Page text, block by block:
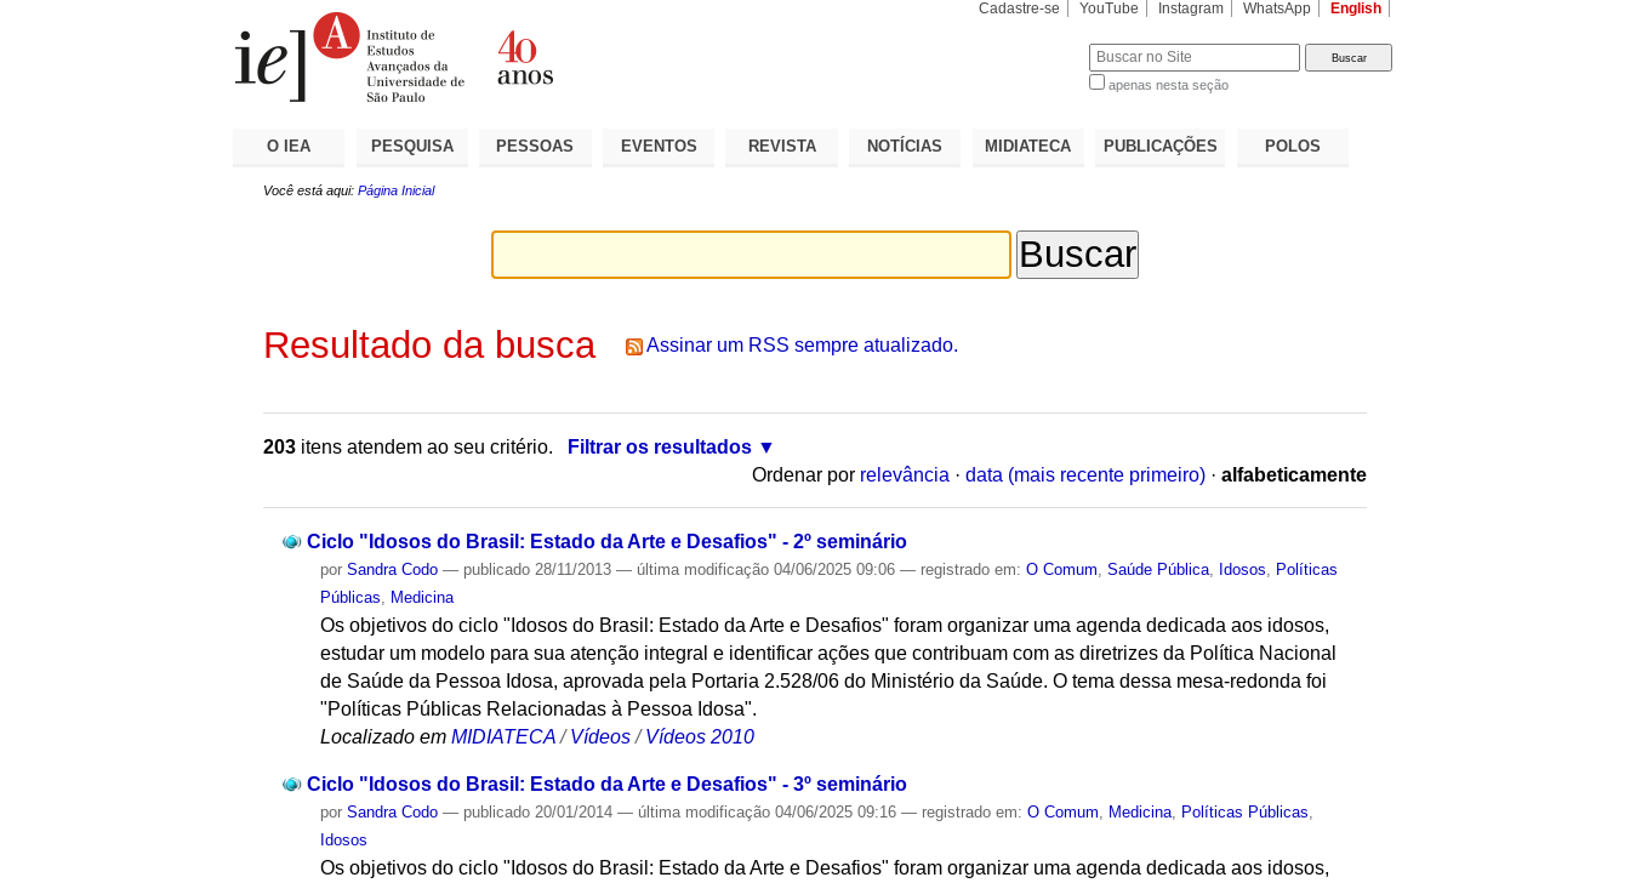
Cadastre-se YouTube Instagram WhatsApp English
apenas nesta seção
O IEA PESQUISA PESSOAS EVENTOS REVISTA NOTÍCIAS MIDIATECA PUBLICAÇÕES POLOS
Você está aqui: Página Inicial
Resultado da busca Assinar um RSS sempre atualizado.
203 itens atendem ao seu critério.
Filtrar os resultados
Ordenar por relevância · data (mais recente primeiro) · alfabeticamente
Ciclo "Idosos do Brasil: Estado da Arte e Desafios" - 2º seminário
porSandra Codo — publicado 28/11/2013— última modificação 04/06/2025 09:06— registrado em:O Comum ,Saúde Pública Idosos
Políticas
Públicas
Medicina
Os objetivos do ciclo "Idosos do Brasil: Estado da Arte e Desafios" foram organizar uma agenda dedicada aos idosos,
estudar um modelo para sua atenção integral e identificar ações que contribuam com as diretrizes da Política Nacional
de Saúde da Pessoa Idosa, aprovada pela Portaria 2.528/06 do Ministério da Saúde. O tema dessa mesa-redonda foi
"Políticas Públicas Relacionadas à Pessoa Idosa".
Localizado em MIDIATECA /Vídeos /Vídeos 2010
Ciclo "Idosos do Brasil: Estado da Arte e Desafios" - 3º seminário
porSandra Codo — publicado 20/01/2014— última modificação 04/06/2025 09:16— registrado em:O Comum Medicina Políticas Públicas
Idosos
Os objetivos do ciclo "Idosos do Brasil: Estado da Arte e Desafios" foram organizar uma agenda dedicada aos idosos,